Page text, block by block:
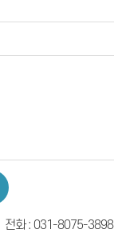
전화 : 031-8075-3898